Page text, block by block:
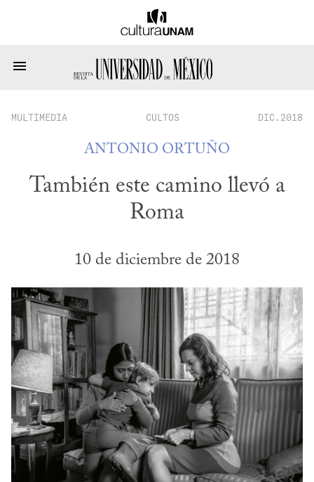
MULTIMEDIA CULTOS DIC.2018
ANTONIO ORTUÑO
También este camino llevó a
Roma
10 de diciembre de 2018